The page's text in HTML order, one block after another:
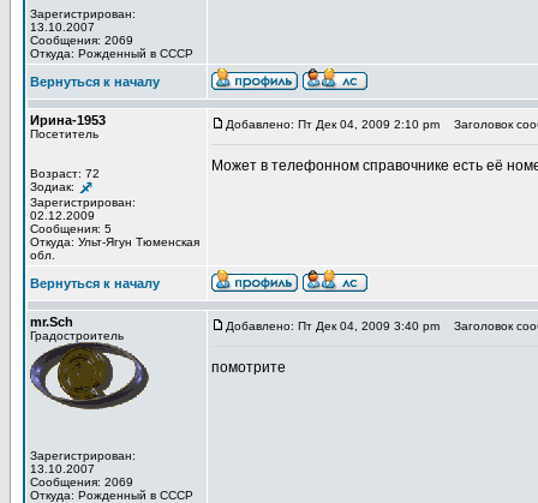
Зарегистрирован:
13.10.2007
Сообщения: 2069
Откуда: Рожденный в СССР
Вернуться к началу
Ирина-1953
Посетитель
Возраст: 72
Зодиак:
Зарегистрирован:
02.12.2009
Сообщения: 5
Откуда: Ульт-Ягун Тюменская
обл.
Добавлено: Пт Дек 04, 2009 2:10 pm Заголовок
Может в телефонном справочнике есть её
Вернуться к началу
mr.Sch
Градостроитель
Зарегистрирован:
13.10.2007
Сообщения: 2069
Откуда: Рожденный в СССР
Добавлено: Пт Дек 04, 2009 3:40 pm Заголовок
помотрите